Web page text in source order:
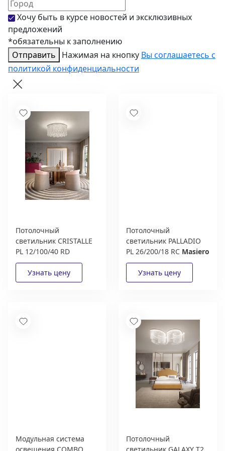
Хочу быть в курсе новостей и эксклюзивных
предложений
*обязательны к заполнению
Отправить
Нажимая на кнопку Вы соглашаетесь с
политикой конфиденциальности
Потолочный
светильник CRISTALLE
PL 12/100/40 RD
Masiero
Потолочный
светильник PALLADIO
PL 26/200/18 RC Masiero
Модульная система
Потолочный